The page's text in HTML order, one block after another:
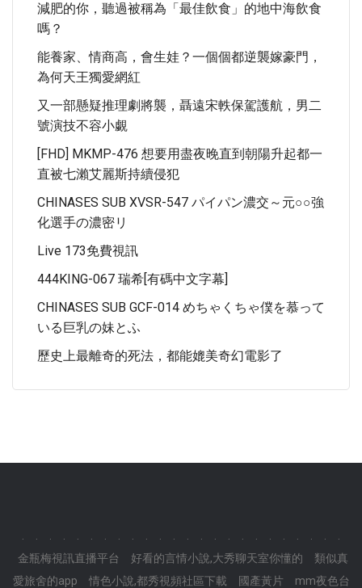
減肥的你，聽過被稱為「最佳飲食」的地中海飲食
嗎？
能養家、情商高，會生娃？一個個都逆襲嫁豪門，
為何天王獨愛網紅
又一部懸疑推理劇將襲，聶遠宋軼保駕護航，男二
號演技不容小覷
[FHD] MKMP-476 想要用盡夜晚直到朝陽升起都一
直被七瀨艾麗斯持續侵犯
CHINASES SUB XVSR-547 パイパン濃交～元○○強
化選手の濃密リ
Live 173免費視訊
444KING-067 瑞希[有碼中文字幕]
CHINASES SUB GCF-014 めちゃくちゃ僕を慕って
いる巨乳の妹とふ
歷史上最離奇的死法，都能媲美奇幻電影了
金瓶梅視訊直播平台
好看的言情小說,大秀聊天室你懂的
類似真
愛旅舍的app
情色小說,都秀視頻社區下載 國產黃片 mm夜色台